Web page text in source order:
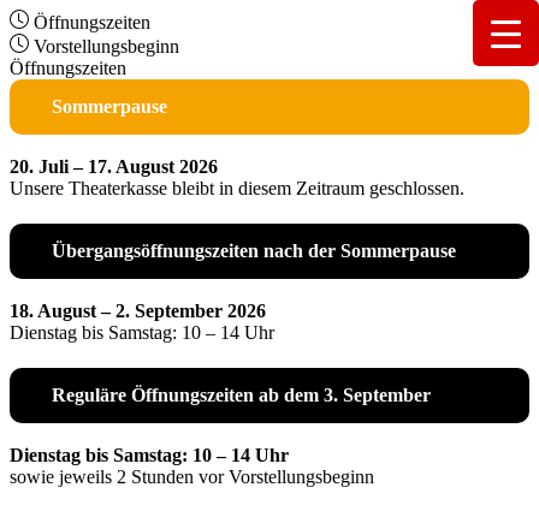
Öffnungszeiten
Vorstellungsbeginn
Öffnungszeiten
Sommerpause
20. Juli – 17. August 2026
Unsere Theaterkasse bleibt in diesem Zeitraum geschlossen.
Übergangsöffnungszeiten nach der Sommerpause
18. August – 2. September 2026
Dienstag bis Samstag: 10 – 14 Uhr
Reguläre Öffnungszeiten ab dem 3. September
Dienstag bis Samstag: 10 – 14 Uhr
sowie jeweils 2 Stunden vor Vorstellungsbeginn